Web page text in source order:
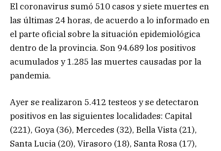
El coronavirus sumó 510 casos y siete muertes en
las últimas 24 horas, de acuerdo a lo informado en
el parte oficial sobre la situación epidemiológica
dentro de la provincia. Son 94.689 los positivos
acumulados y 1.285 las muertes causadas por la
pandemia.
Ayer se realizaron 5.412 testeos y se detectaron
positivos en las siguientes localidades: Capital
(221), Goya (36), Mercedes (32), Bella Vista (21),
Santa Lucia (20), Virasoro (18), Santa Rosa (17),